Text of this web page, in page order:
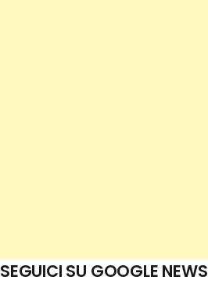
SEGUICI SU GOOGLE NEWS